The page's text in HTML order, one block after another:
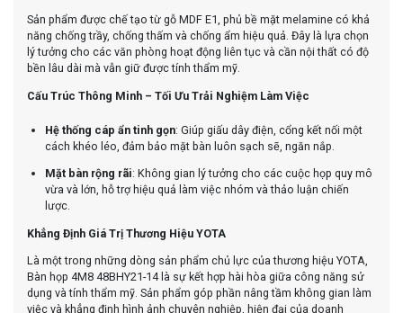
Sản phẩm được chế tạo từ gỗ MDF E1, phủ bề mặt melamine có khả
năng chống trầy, chống thấm và chống ẩm hiệu quả. Đây là lựa chọn
lý tưởng cho các văn phòng hoạt động liên tục và cần nội thất có độ
bền lâu dài mà vẫn giữ được tính thẩm mỹ.
Cấu Trúc Thông Minh – Tối Ưu Trải Nghiệm Làm Việc
Hệ thống cáp ẩn tinh gọn: Giúp giấu dây điện, cổng kết nối một
cách khéo léo, đảm bảo mặt bàn luôn sạch sẽ, ngăn nắp.
Mặt bàn rộng rãi: Không gian lý tưởng cho các cuộc họp quy mô
vừa và lớn, hỗ trợ hiệu quả làm việc nhóm và thảo luận chiến
lược.
Khẳng Định Giá Trị Thương Hiệu YOTA
Là một trong những dòng sản phẩm chủ lực của thương hiệu YOTA,
Bàn họp 4M8 48BHY21-14 là sự kết hợp hài hòa giữa công năng sử
dụng và tính thẩm mỹ. Sản phẩm góp phần nâng tầm không gian làm
việc và khẳng định hình ảnh chuyên nghiệp, hiện đại của doanh